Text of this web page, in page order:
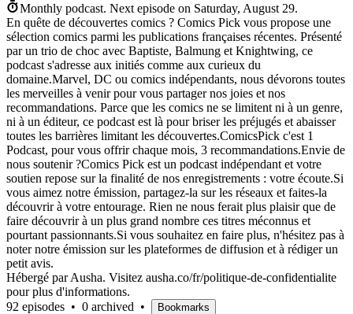
Monthly podcast. Next episode on Saturday, August 29.
En quête de découvertes comics ? Comics Pick vous propose une
sélection comics parmi les publications françaises récentes. Présenté
par un trio de choc avec Baptiste, Balmung et Knightwing, ce
podcast s'adresse aux initiés comme aux curieux du
domaine.Marvel, DC ou comics indépendants, nous dévorons toutes
les merveilles à venir pour vous partager nos joies et nos
recommandations. Parce que les comics ne se limitent ni à un genre,
ni à un éditeur, ce podcast est là pour briser les préjugés et abaisser
toutes les barrières limitant les découvertes.ComicsPick c'est 1
Podcast, pour vous offrir chaque mois, 3 recommandations.Envie de
nous soutenir ?Comics Pick est un podcast indépendant et votre
soutien repose sur la finalité de nos enregistrements : votre écoute.Si
vous aimez notre émission, partagez-la sur les réseaux et faites-la
découvrir à votre entourage. Rien ne nous ferait plus plaisir que de
faire découvrir à un plus grand nombre ces titres méconnus et
pourtant passionnants.Si vous souhaitez en faire plus, n'hésitez pas à
noter notre émission sur les plateformes de diffusion et à rédiger un
petit avis.
Hébergé par Ausha. Visitez ausha.co/fr/politique-de-confidentialite
pour plus d'informations.
92 episodes • 0 archived • Bookmarks